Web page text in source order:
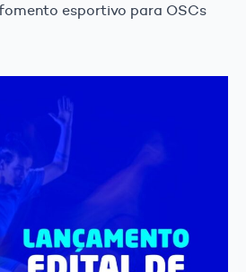
esportivo para OSCs